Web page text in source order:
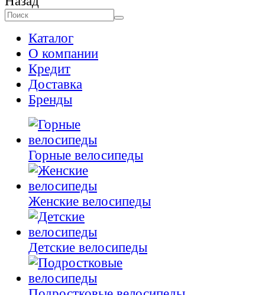
Каталог
О компании
Кредит
Доставка
Бренды
Горные велосипеды
Женские велосипеды
Детские велосипеды